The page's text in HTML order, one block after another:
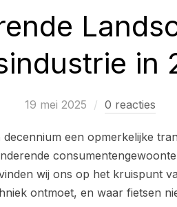
in
19 mei 2025 0 reacties
een opmerkelijke
wij ons op het kruispunt
ontmoet, en waar fietsen